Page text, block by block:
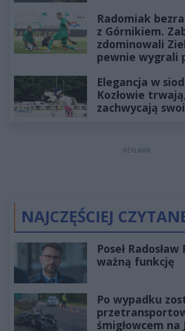
Radomiak
z Górnikiem.
zdominowali
pewnie wygrali
Elegancja w
Kozłowie
zachwycają
REKLAMA
NAJCZĘŚCIEJ
Poseł
ważną funkcję
Po wypadku
śmigłowcem na